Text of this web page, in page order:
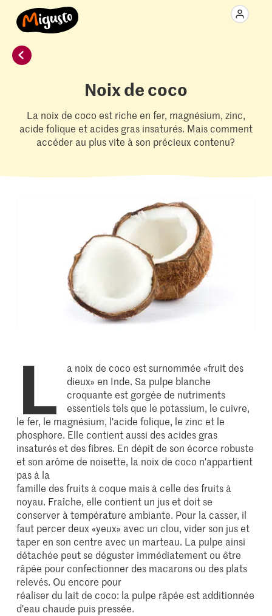
Noix de coco
La noix de coco est riche en fer, magnésium, zinc,
acide folique et acides gras insaturés. Mais comment
accéder au plus vite à son précieux contenu?
L
a noix de coco est surnommée «fruit des
dieux» en Inde. Sa pulpe blanche
croquante est gorgée de nutriments
essentiels tels que le potassium, le cuivre,
le fer, le magnésium, l'acide folique, le zinc et le
phosphore. Elle contient aussi des acides gras
insaturés et des fibres. En dépit de son écorce robuste
et son arôme de noisette, la noix de coco n'appartient
pas à la
famille des fruits à coque mais à celle des fruits à
noyau. Fraîche, elle contient un jus et doit se
conserver à température ambiante. Pour la casser, il
faut percer deux «yeux» avec un clou, vider son jus et
taper en son centre avec un marteau. La pulpe ainsi
détachée peut se déguster immédiatement ou être
râpée pour confectionner des macarons ou des plats
relevés. Ou encore pour
réaliser du lait de coco: la pulpe râpée est additionnée
d'eau chaude puis pressée.